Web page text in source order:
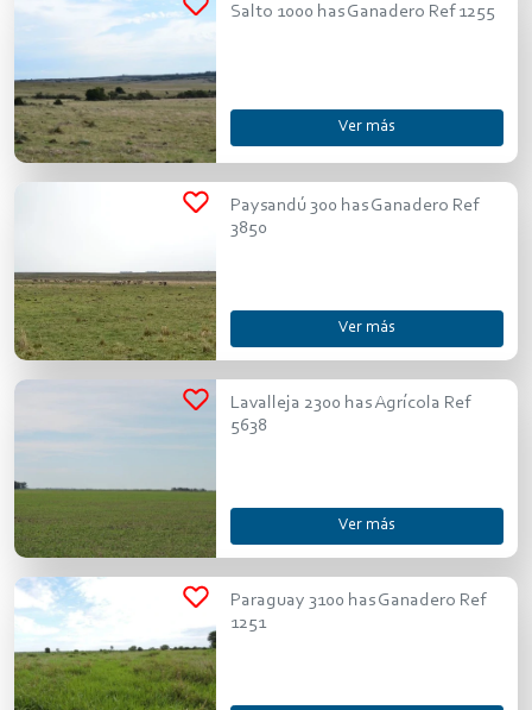
Salto 1000 has Ganadero Ref 1255
Ver más
Paysandú 300 has Ganadero Ref
3850
Ver más
Lavalleja 2300 has Agrícola Ref
5638
Ver más
Paraguay 3100 has Ganadero Ref
1251